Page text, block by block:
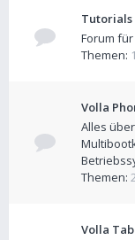
Tutorials
Forum
Themen:
Volla
Alles
Themen:
Volla